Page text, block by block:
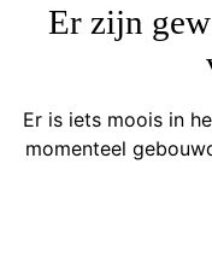
Er zijn
Er is iets moois in
momenteel